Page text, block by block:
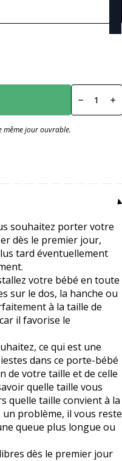
Numéro
extensible
Deluxe
Anthracite
même jour ouvrable.
souhaitez porter votre
dès le premier jour,
tard éventuellement
votre bébé en toute
sur le dos, la hanche ou
à la taille de
il favorise le
ce qui est une
dans ce porte-bébé
de votre taille et de celle
quelle taille vous
quelle taille convient à la
problème, il vous reste
queue plus longue ou
dès le premier jour